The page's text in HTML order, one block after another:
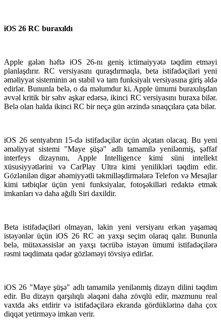
iOS 26 RC buraxıldı
Apple gələn həftə iOS 26-nı geniş ictimaiyyətə təqdim etməyi
planlaşdırır. RC versiyasını quraşdırmaqla, beta istifadəçiləri yeni
əməliyyat sisteminin ən stabil və tam funksiyalı versiyasına giriş əldə
edirlər. Bununla belə, o da məlumdur ki, Apple ümumi buraxılışdan
əvvəl kritik bir səhv aşkar edərsə, ikinci RC versiyasını buraxa bilər.
Belə olan halda ikinci RC bir neçə gün ərzində sınaqçılara çata bilər.
iOS 26 sentyabrın 15-də istifadəçilər üçün əlçatan olacaq. Bu yeni
əməliyyat sistemi "Maye şüşə" adlı tamamilə yenilənmiş, şəffaf
interfeys dizaynını, Apple Intelligence kimi süni intellekt
xüsusiyyətlərini və CarPlay Ultra kimi yenilikləri təqdim edir.
Gözlənilən digər əhəmiyyətli təkmilləşdirmələrə Telefon və Mesajlar
kimi tətbiqlər üçün yeni funksiyalar, fotoşəkilləri redaktə etmək
imkanları və daha ağıllı Siri daxildir.
Beta istifadəçiləri olmayan, lakin yeni versiyanı erkən yaşamaq
istəyənlər üçün iOS 26 RC ən yaxşı seçim olaraq qalır. Bununla
belə, mütəxəssislər ən yaxşı təcrübə istəyən ümumi istifadəçilərə
rəsmi təqdimata qədər gözləməyi tövsiyə edirlər.
iOS 26 "Maye şüşə" adlı tamamilə yenilənmiş dizayn dilini təqdim
edir. Bu dizayn qarşılıqlı əlaqəni daha zövqlü edir, məzmunu real
vaxtda əks etdirir və istifadəçilərə ekranda gördüklərinə daha çox
diqqət yetirməyə imkan verir.